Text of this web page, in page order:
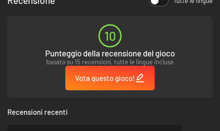
10
Punteggio della recensione del gioco
basato su 15 recensioni, tutte le lingue incluse
Vota questo gioco!
Recensioni recenti